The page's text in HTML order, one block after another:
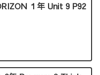
１年 Unit 9 P92